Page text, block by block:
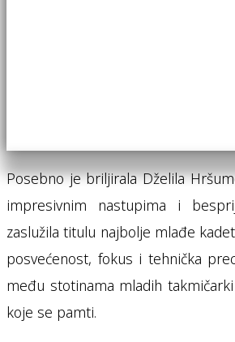
Posebno je briljirala Dželila
impresivnim nastupima i
zaslužila titulu najbolje mlađe
posvećenost, fokus i tehnička
među stotinama mladih
koje se pamti.